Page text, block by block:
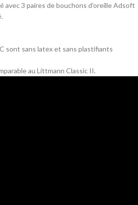
avec 3 paires de bouchons d’oreille Adsoft
sont sans latex et sans plastifiants
au Littmann Classic II.